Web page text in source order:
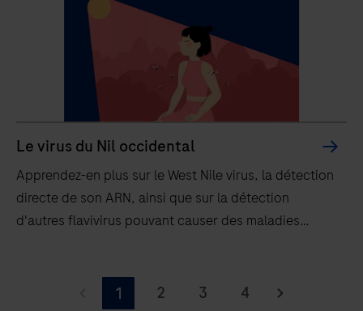
Le virus du Nil occidental
Apprendez-en plus sur le West Nile virus, la détection
directe de son ARN, ainsi que sur la détection
d'autres flavivirus pouvant causer des maladies
1 2 3 4